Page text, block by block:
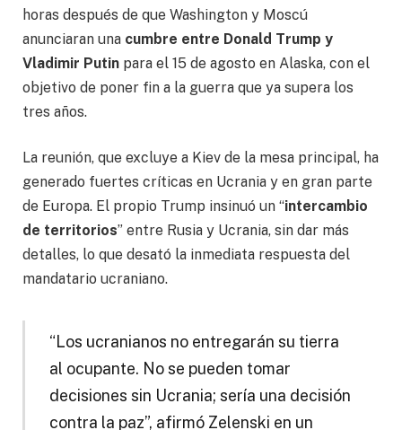
horas después de que Washington y Moscú
anunciaran una cumbre entre Donald Trump y
Vladimir Putin para el 15 de agosto en Alaska, con el
objetivo de poner fin a la guerra que ya supera los
tres años.
La reunión, que excluye a Kiev de la mesa principal, ha
generado fuertes críticas en Ucrania y en gran parte
de Europa. El propio Trump insinuó un “intercambio
de territorios” entre Rusia y Ucrania, sin dar más
detalles, lo que desató la inmediata respuesta del
mandatario ucraniano.
“Los ucranianos no entregarán su tierra
al ocupante. No se pueden tomar
decisiones sin Ucrania; sería una decisión
contra la paz”, afirmó Zelenski en un